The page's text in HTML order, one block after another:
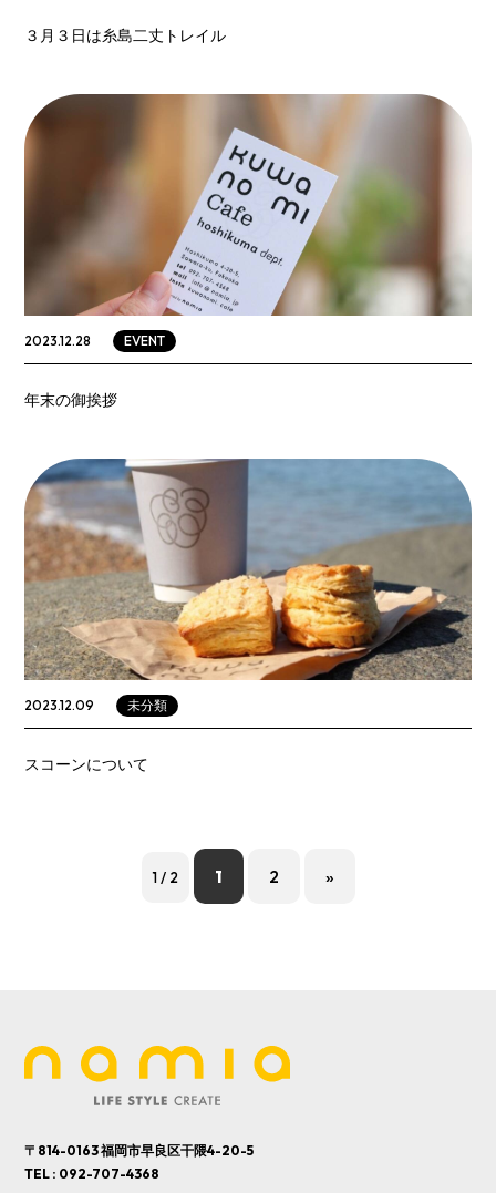
３月３日は糸島二丈トレイル
2023.12.28 EVENT
年末の御挨拶
2023.12.09 未分類
スコーンについて
1 / 2 1 2 »
〒814-0163 福岡市早良区干隈4-20-5
TEL : 092-707-4368